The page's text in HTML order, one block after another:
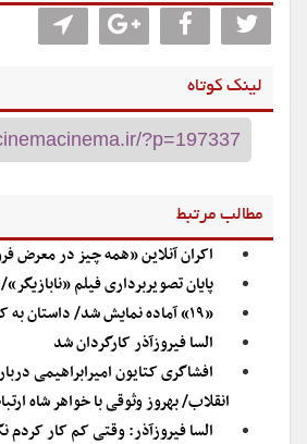
لینک کوتاه
مطالب مرتبط
اکران آنلاین «همه چیز در معرض
پایان تصویربرداری فیلم
«۱۹» آماده نمایش شد/ داستان به کما رفتن یک نقاش
السا فیروزآذر کارگردان شد
افشاگری کتایون امیرابراهیمی
انقلاب/ بهروز وثوقی با خواهر شاه
السا فیروزآذر: وقتی کم کار کردم